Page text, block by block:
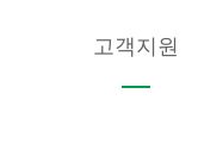
고객지원